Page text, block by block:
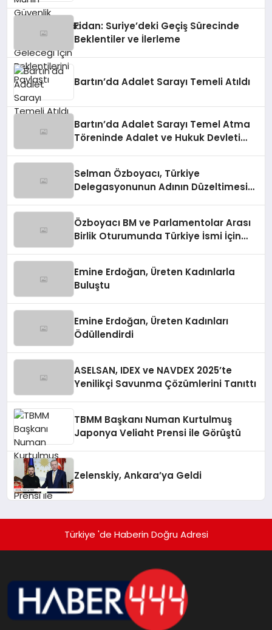
Fidan: Suriye’deki Geçiş Sürecinde
Beklentiler ve İlerleme
Bartın’da Adalet Sarayı Temeli Atıldı
Bartın’da Adalet Sarayı Temel Atma
Töreninde Adalet ve Hukuk Devleti
Selman Özboyacı, Türkiye
Delegasyonunun Adının Düzeltimesini
Özboyacı BM ve Parlamentolar Arası
Birlik Oturumunda Türkiye İsmi İçin
Emine Erdoğan, Üreten Kadınlarla
Buluştu
Emine Erdoğan, Üreten Kadınları
Ödüllendirdi
ASELSAN, IDEX ve NAVDEX 2025’te
Yenilikçi Savunma Çözümlerini Tanıttı
TBMM Başkanı Numan Kurtulmuş
Japonya Veliaht Prensi ile Görüştü
Zelenskiy, Ankara’ya Geldi
Türkiye 'de Haberin Doğru Adresi